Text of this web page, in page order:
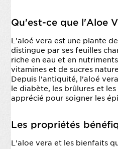
Qu'est-ce que l'Aloe
L'aloé vera est une plante
distingue par ses feuilles
riche en eau et en
vitamines et de sucres
Depuis l'antiquité, l'aloé
le diabète, les brûlures et
apprécié pour soigner les
Les propriétés
L'aloe vera et les bienfaits